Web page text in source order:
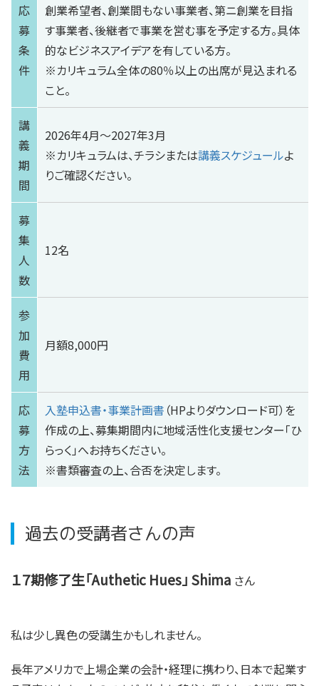
応
募
条
件
創業希望者、創業間もない事業者、第ニ創業を目指
す事業者、後継者で事業を営む事を予定する方。具体
的なビジネスアイデアを有している方。
※カリキュラム全体の80％以上の出席が見込まれる
こと。
講
義
期
間
2026年4月～2027年3月
※カリキュラムは、チラシまたは講義スケジュールよ
りご確認ください。
募
集
人
数
12名
参
加
費
用
月額8,000円
応
募
方
法
入塾申込書・事業計画書 （HPよりダウンロード可）を
作成の上、募集期間内に地域活性化支援センター「ひ
らっく」へお持ちください。
※書類審査の上、合否を決定します。
過去の受講者さんの声
１７期修了生「Authetic Hues」 Shima さん
私は少し異色の受講生かもしれません。
長年アメリカで上場企業の会計・経理に携わり、日本で起業す